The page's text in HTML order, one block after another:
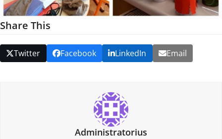
Share This
Twitter Facebook LinkedIn Email
Administratorius